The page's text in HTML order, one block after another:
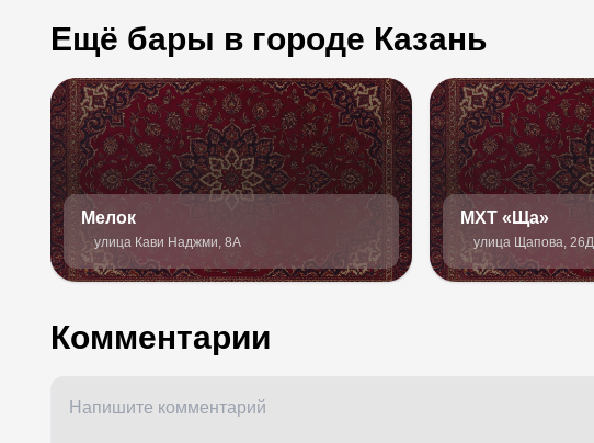
Ещё бары в городе Казань
Мелок
улица Кави Наджми, 8А
МХТ «Ща»
улица Щапова, 26Д
Комментарии